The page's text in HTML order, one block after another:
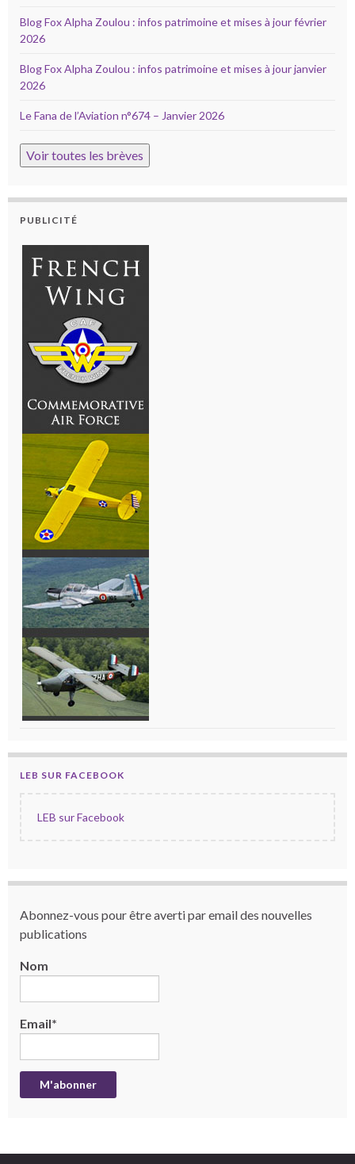
Blog Fox Alpha Zoulou : infos patrimoine et mises à jour février
2026
Blog Fox Alpha Zoulou : infos patrimoine et mises à jour janvier
2026
Le Fana de l’Aviation n°674 – Janvier 2026
Voir toutes les brèves
PUBLICITÉ
LEB SUR FACEBOOK
LEB sur Facebook
Abonnez-vous pour être averti par email des nouvelles
publications
Nom
Email*